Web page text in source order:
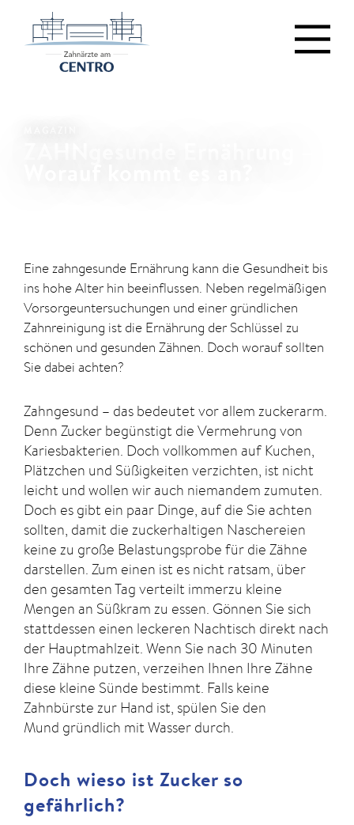
Eine zahngesunde Ernährung kann die Gesundheit bis
ins hohe Alter hin beeinflussen. Neben regelmäßigen
Vorsorgeuntersuchungen und einer gründlichen
Zahnreinigung ist die Ernährung der Schlüssel zu
schönen und gesunden Zähnen. Doch worauf sollten
Sie dabei achten?
Zahngesund – das bedeutet vor allem zuckerarm.
Denn Zucker begünstigt die Vermehrung von
Kariesbakterien. Doch vollkommen auf Kuchen,
Plätzchen und Süßigkeiten verzichten, ist nicht
leicht und wollen wir auch niemandem zumuten.
Doch es gibt ein paar Dinge, auf die Sie achten
sollten, damit die zuckerhaltigen Naschereien
keine zu große Belastungsprobe für die Zähne
darstellen. Zum einen ist es nicht ratsam, über
den gesamten Tag verteilt immerzu kleine
Mengen an Süßkram zu essen. Gönnen Sie sich
stattdessen einen leckeren Nachtisch direkt nach
der Hauptmahlzeit. Wenn Sie nach 30 Minuten
Ihre Zähne putzen, verzeihen Ihnen Ihre Zähne
diese kleine Sünde bestimmt. Falls keine
Zahnbürste zur Hand ist, spülen Sie den
Mund gründlich mit Wasser durch.
Doch wieso ist Zucker so
gefährlich?